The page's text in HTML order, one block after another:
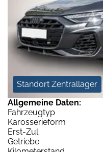
Standort Zentrallager
Allgemeine Daten:
Fahrzeugtyp
Karosserieform
Erst-Zul.
Getriebe